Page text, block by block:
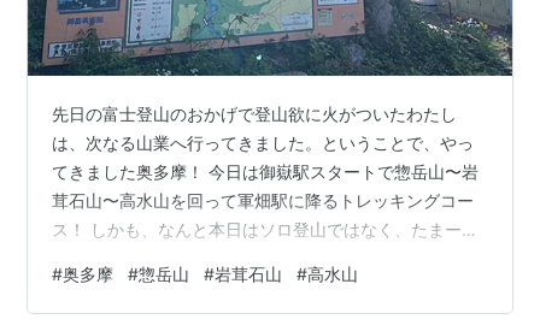
先日の富士登山のおかげで登山欲に火がついたわたし
は、次なる山業へ行ってきました。ということで、やっ
てきました奥多摩！ 今日は御嶽駅スタートで惣岳山〜岩
茸石山〜高水山を回って軍畑駅に降るトレッキングコー
ス！ しかも、なんと本日はソロ登山ではなく、たまーに
ここではなんて呼んだらいいんだろう🤔。よし、ひとま
ず彼女はサンリオのハンギョドンが好きなので、"ハンギ
#奥多摩 #惣岳山 #岩茸石山 #高水山